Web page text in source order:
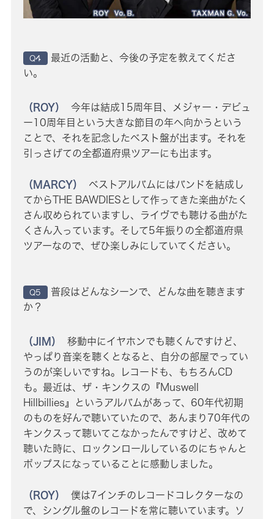
Q4
最近の活動と、今後の予定を教えてくださ
い。
（ROY）
今年は結成15周年目、メジャー・デビュ
ー10周年目という大きな節目の年へ向かうという
ことで、それを記念したベスト盤が出ます。それを
引っさげての全都道府県ツアーにも出ます。
（MARCY）
ベストアルバムにはバンドを結成し
てからTHE BAWDIESとして作ってきた楽曲がたく
さん収められていますし、ライヴでも聴ける曲がた
くさん入っています。そして5年振りの全都道府県
ツアーなので、ぜひ楽しみにしていてください。
Q5
普段はどんなシーンで、どんな曲を聴きます
か？
（JIM）
移動中にイヤホンでも聴くんですけど、
やっぱり音楽を聴くとなると、自分の部屋でってい
うのが楽しいですね。レコードも、もちろんCD
も。最近は、ザ・キンクスの『Muswell
Hillbillies』というアルバムがあって、60年代初期
のものを好んで聴いていたので、あんまり70年代の
キンクスって聴いてこなかったんですけど、改めて
聴いた時に、ロックンロールしているのにちゃんと
ポップスになっていることに感動しました。
（ROY）
僕は7インチのレコードコレクターなの
で、シングル盤のレコードを常に聴いています。ソ